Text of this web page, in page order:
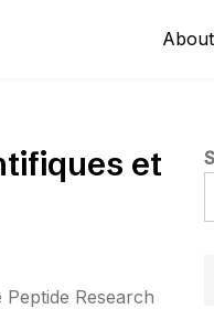
About
et
Research